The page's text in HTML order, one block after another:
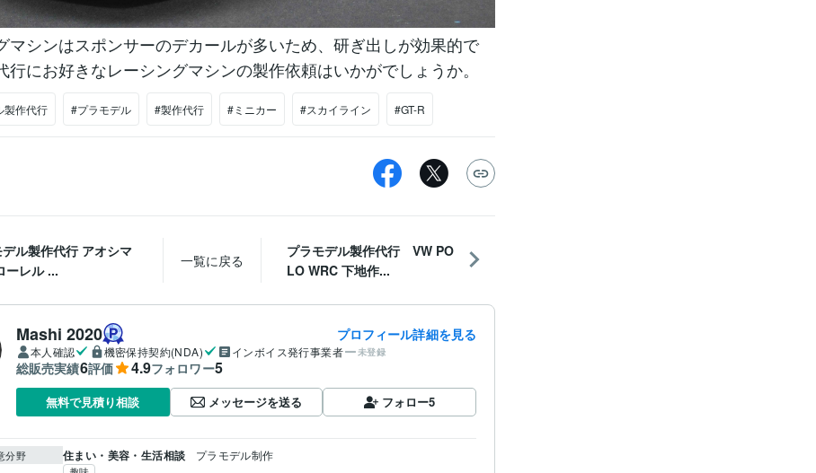
マシンはスポンサーのデカールが多いため、研ぎ出しが効果的で
行にお好きなレーシングマシンの製作依頼はいかがでしょうか。
製作代行 #プラモデル #製作代行 #ミニカー #スカイライン #GT-R
ル製作代行 アオシマ
ーレル ...
一覧に戻る
プラモデル製作代行 VW PO
LO WRC 下地作...
Mashi 2020 プロフィール詳細を見る
本人確認 機密保持契約(NDA) インボイス発行事業者 未登録
総販売実績6評価 4.9フォロワー5
無料で見積り相談 メッセージを送る フォロー5
分野 住まい・美容・生活相談 プラモデル制作